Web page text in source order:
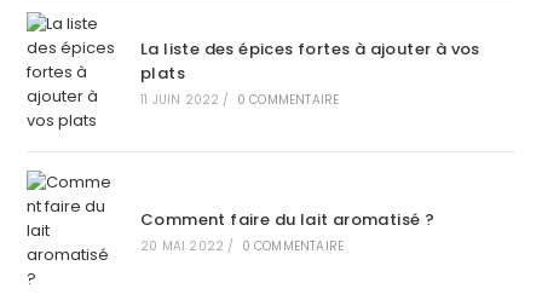
La liste des épices fortes à ajouter à vos
plats
11 JUIN 2022 / 0 COMMENTAIRE
Comment faire du lait aromatisé ?
20 MAI 2022 / 0 COMMENTAIRE